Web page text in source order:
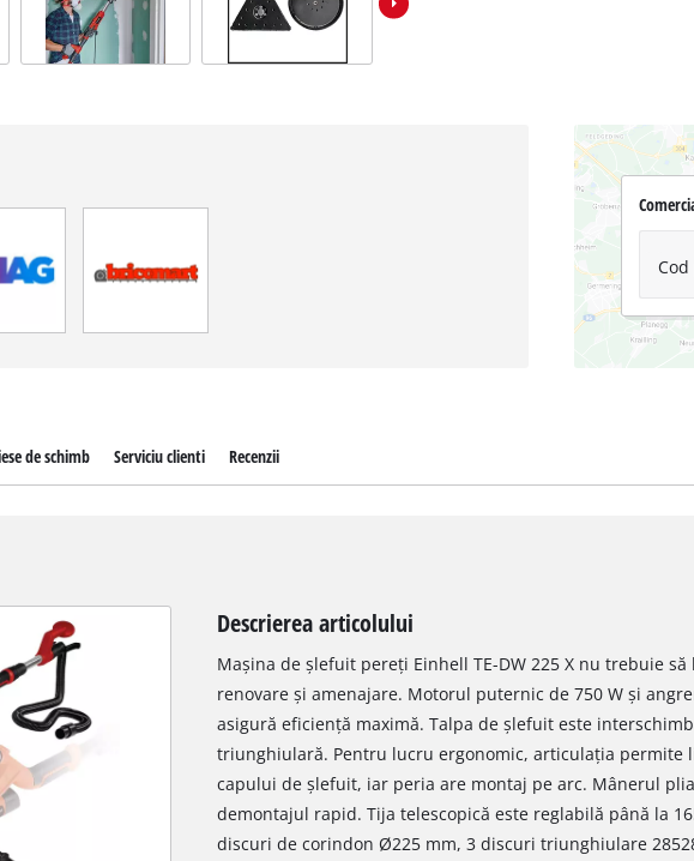
de schimb Serviciu clienti Recenzii
Descrierea articolului
Mașina de șlefuit pereți Einhell TE-DW 225 X nu trebuie
renovare și amenajare. Motorul puternic de 750 W și
asigură eficiență maximă. Talpa de șlefuit este
triunghiulară. Pentru lucru ergonomic, articulația permite
capului de șlefuit, iar peria are montaj pe arc. Mânerul
demontajul rapid. Tija telescopică este reglabilă până la
discuri de corindon Ø225 mm, 3 discuri triunghiulare